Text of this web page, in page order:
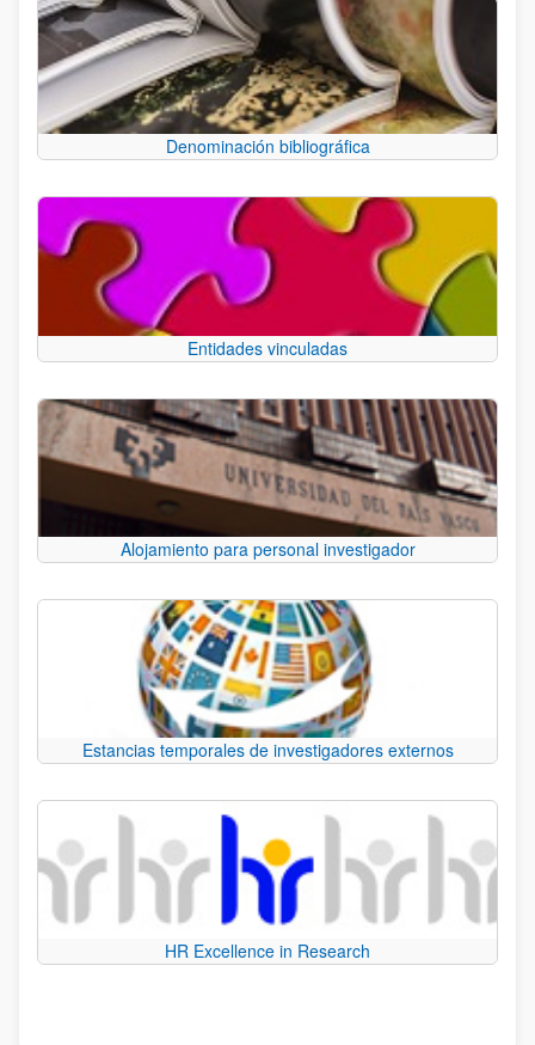
Denominación bibliográfica
Entidades vinculadas
Alojamiento para personal investigador
Estancias temporales de investigadores externos
HR Excellence in Research